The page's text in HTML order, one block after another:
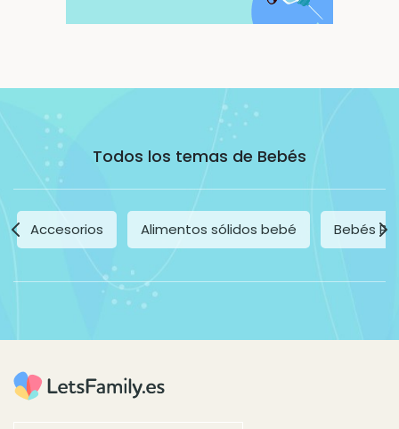
Todos los temas de Bebés
Accesorios Alimentos sólidos bebé Bebés